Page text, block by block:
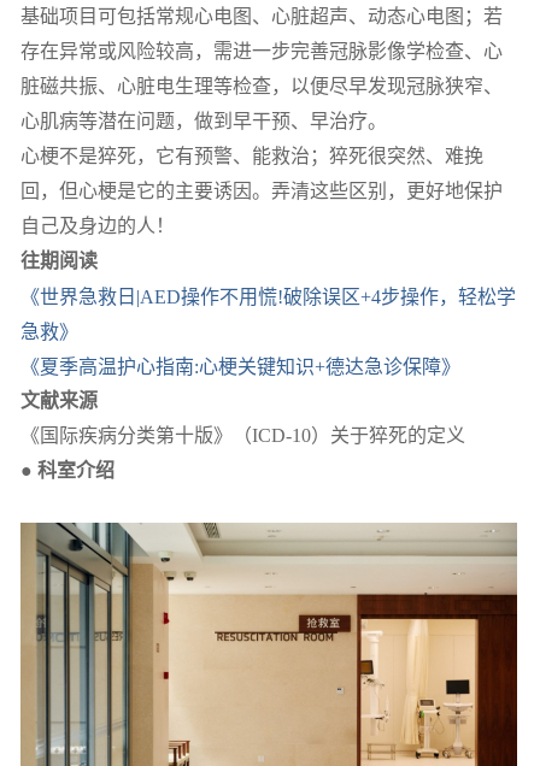
基础项目可包括常规心电图、心脏超声、动态心电图；若
存在异常或风险较高，需进一步完善冠脉影像学检查、心
脏磁共振、心脏电生理等检查，以便尽早发现冠脉狭窄、
心肌病等潜在问题，做到早干预、早治疗。
心梗不是猝死，它有预警、能救治；猝死很突然、难挽
回，但心梗是它的主要诱因。弄清这些区别，更好地保护
自己及身边的人！
往期阅读
《世界急救日|AED操作不用慌!破除误区+4步操作，轻松学
急救》
《夏季高温护心指南:心梗关键知识+德达急诊保障》
文献来源
《国际疾病分类第十版》（ICD-10）关于猝死的定义
● 科室介绍